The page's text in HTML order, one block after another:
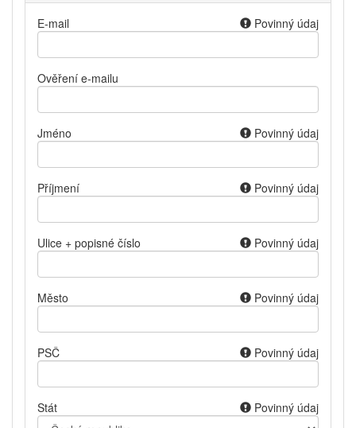
E-mail Povinný údaj
Ověření e-mailu
Jméno Povinný údaj
Příjmení Povinný údaj
Ulice + popisné číslo Povinný údaj
Město Povinný údaj
PSČ Povinný údaj
Stát Povinný údaj